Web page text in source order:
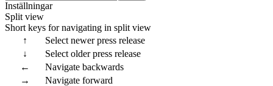
Inställningar
Split view
Short keys for navigating in split view
↑
Select newer press release
↓
Select older press release
←
Navigate backwards
→
Navigate forward